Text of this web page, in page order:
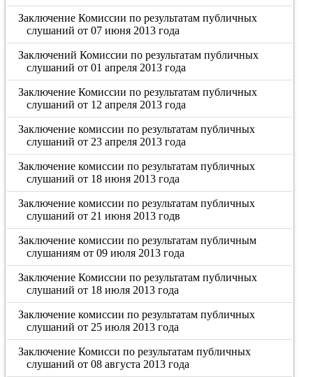
Заключение Комиссии по результатам публичных
слушаний от 07 июня 2013 года
Заключений Комиссии по результатам публичных
слушаний от 01 апреля 2013 года
Заключение Комиссии по результатам публичных
слушаний от 12 апреля 2013 года
Заключение комиссии по результатам публичных
слушаний от 23 апреля 2013 года
Заключение комиссии по результатам публичных
слушаний от 18 июня 2013 года
Заключение комиссии по результатам публичных
слушаний от 21 июня 2013 годв
Заключение комиссии по результатам публичным
слушаниям от 09 июля 2013 года
Заключение Комиссии по результатам публичных
слушаний от 18 июля 2013 года
Заключение комиссии по результатам публичных
слушаний от 25 июля 2013 года
Заключение Комисси по результатам публичных
слушаний от 08 августа 2013 года